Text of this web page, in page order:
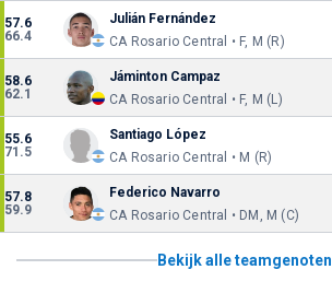
57.6
66.4
Julián Fernández
CA Rosario Central • F, M (R)
58.6
62.1
Jáminton Campaz
CA Rosario Central • F, M (L)
55.6
71.5
Santiago López
CA Rosario Central • M (R)
57.8
59.9
Federico Navarro
CA Rosario Central • DM, M (C)
Bekijk alle teamgenoten